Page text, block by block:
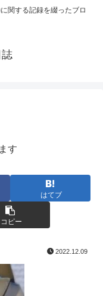
関する記録を綴ったブロ
す
はてブ
コピー
2022.12.09